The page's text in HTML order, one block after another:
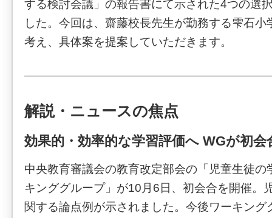
する検討会議」の報告書にて示された4つの選
した。今回は、齋藤校長先生が勤務する雫石
考え、具体案を提案していただきます。
解説・ニュースの焦点
効果的・効率的な学習評価へ WGが初会
中央教育審議会の教育改定部会の「児童生徒の
キンググループ」が10月6日、初会合を開催。
関する論点例が示されました。今後ワーキング